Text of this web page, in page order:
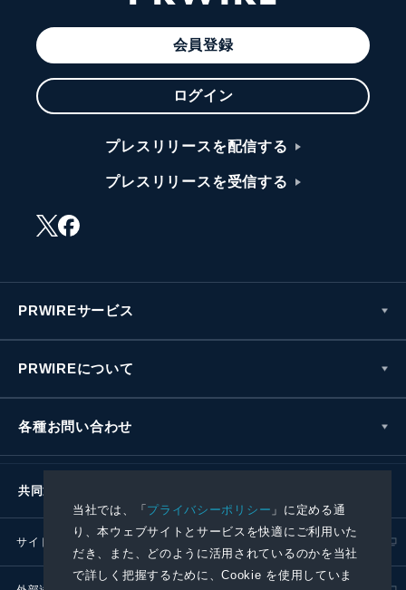
当社では、「プライバシーポリシー 」に定める通
り、本ウェブサイトとサービスを快適にご利用いた
だき、また、どのように活用されているのかを当社
で詳しく把握するために、Cookie を使用していま
会員登録
ログイン
プレスリリースを配信する
プレスリリースを受信する
PRWIREサービス
PRWIREについて
各種お問い合わせ
共同通信社グループ
サイトポリシー プライバシーポリシー